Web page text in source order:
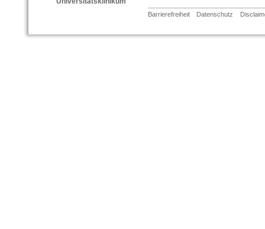
Barrierefreiheit Datenschutz